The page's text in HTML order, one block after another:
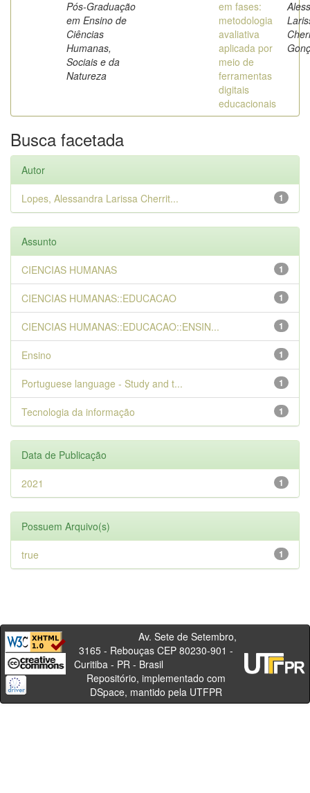
Pós-Graduação
em Ensino de
Ciências
Humanas,
Sociais e da
Natureza
em fases:
metodologia
avaliativa
aplicada por
meio de
ferramentas
digitais
educacionais
Busca facetada
Autor
1
Lopes, Alessandra Larissa Cherrit...
Assunto
1
CIENCIAS HUMANAS
1
CIENCIAS HUMANAS::EDUCACAO
1
CIENCIAS HUMANAS::EDUCACAO::ENSIN...
1
Ensino
1
Portuguese language - Study and t...
1
Tecnologia da informação
Data de Publicação
1
2021
Possuem Arquivo(s)
1
true
Av. Sete de Setembro,
3165 - Rebouças CEP 80230-901 -
Curitiba - PR - Brasil
Repositório, implementado com
DSpace, mantido pela UTFPR